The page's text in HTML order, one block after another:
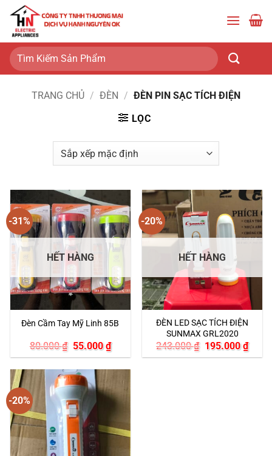
nội
dung
Tìm
kiếm:
TRANG CHỦ / ĐÈN / ĐÈN PIN SẠC TÍCH ĐIỆN
LỌC
-31%
HẾT HÀNG
Đèn Cầm Tay Mỹ Linh 85B
80.000₫ Giá
gốc
80.000 ₫.
55.000₫Giá
hiện
55.000 ₫.
-20%
HẾT HÀNG
ĐÈN LED SẠC TÍCH ĐIỆN
SUNMAX GRL2020
243.000₫ Giá
gốc
195.000₫Giá
hiện
-20%